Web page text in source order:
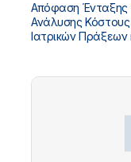
Απόφαση Ένταξης
Ανάλυσης
Ιατρικών Πράξεων